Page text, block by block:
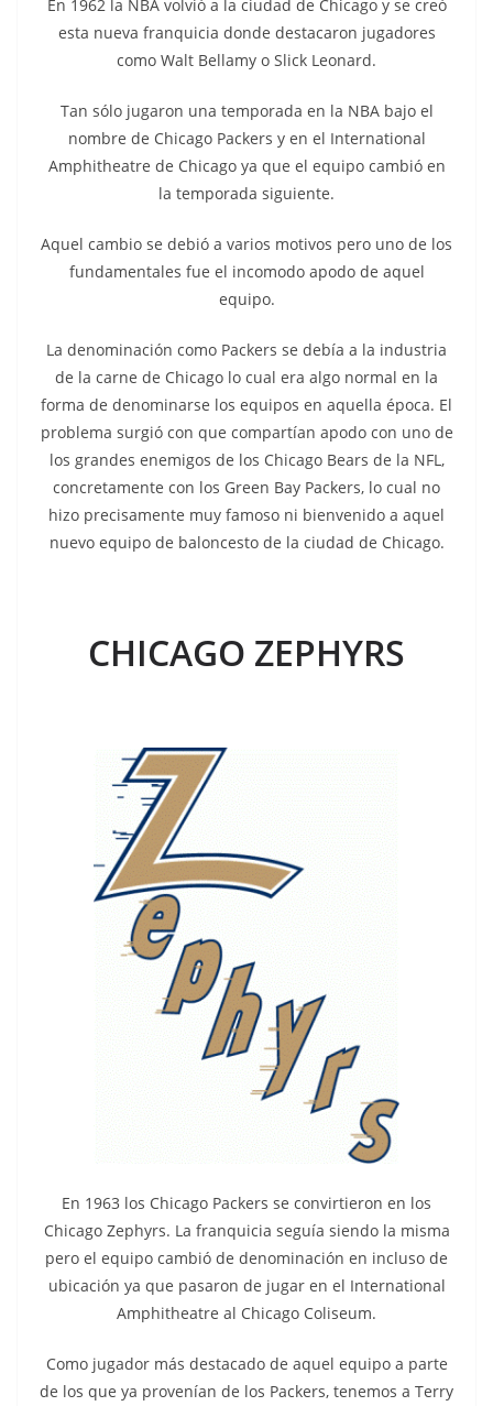
En 1962 la NBA volvió a la ciudad de Chicago y se creó
esta nueva franquicia donde destacaron jugadores
como Walt Bellamy o Slick Leonard.
Tan sólo jugaron una temporada en la NBA bajo el
nombre de Chicago Packers y en el International
Amphitheatre de Chicago ya que el equipo cambió en
la temporada siguiente.
Aquel cambio se debió a varios motivos pero uno de los
fundamentales fue el incomodo apodo de aquel
equipo.
La denominación como Packers se debía a la industria
de la carne de Chicago lo cual era algo normal en la
forma de denominarse los equipos en aquella época. El
problema surgió con que compartían apodo con uno de
los grandes enemigos de los Chicago Bears de la NFL,
concretamente con los Green Bay Packers, lo cual no
hizo precisamente muy famoso ni bienvenido a aquel
nuevo equipo de baloncesto de la ciudad de Chicago.
CHICAGO ZEPHYRS
En 1963 los Chicago Packers se convirtieron en los
Chicago Zephyrs. La franquicia seguía siendo la misma
pero el equipo cambió de denominación en incluso de
ubicación ya que pasaron de jugar en el International
Amphitheatre al Chicago Coliseum.
Como jugador más destacado de aquel equipo a parte
de los que ya provenían de los Packers, tenemos a Terry